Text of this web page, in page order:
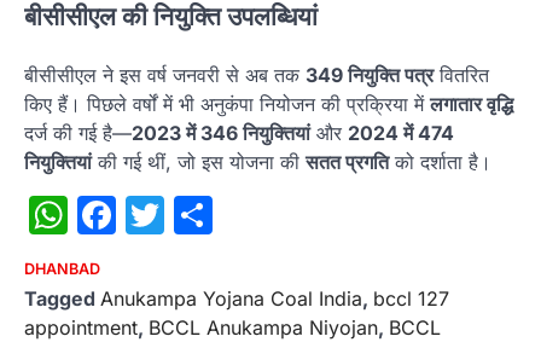
बीसीसीएल की नियुक्ति उपलब्धियां
बीसीसीएल ने इस वर्ष जनवरी से अब तक 349 नियुक्ति पत्रवितरित
किए हैं। पिछले वर्षों में भी अनुकंपा नियोजन की प्रक्रिया मेंलगातार वृद्धि
दर्ज की गई है—2023 में 346 नियुक्तियांऔर 2024 में 474
नियुक्तियांकी गई थीं, जो इस योजना कीसतत प्रगतिको दर्शाता है।
WhatsApp
Facebook
Twitter
DHANBAD
Tagged Anukampa Yojana Coal India, bccl 127
appointment, BCCL Anukampa Niyojan, BCCL